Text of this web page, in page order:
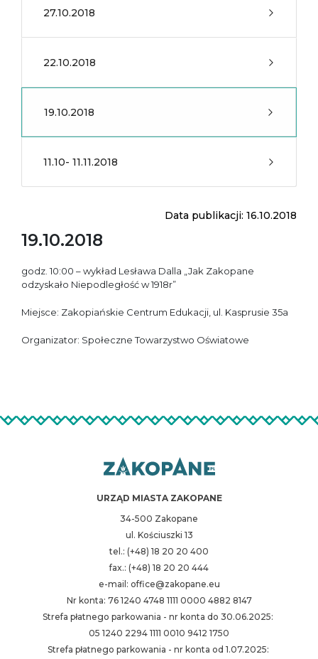
27.10.2018
22.10.2018
19.10.2018
11.10- 11.11.2018
Data publikacji: 16.10.2018
19.10.2018
godz. 10:00 – wykład Lesława Dalla „Jak Zakopane
odzyskało Niepodległość w 1918r”
Miejsce: Zakopiańskie Centrum Edukacji, ul. Kasprusie 35a
Organizator: Społeczne Towarzystwo Oświatowe
URZĄD MIASTA ZAKOPANE
34-500 Zakopane
ul. Kościuszki 13
tel.: (+48) 18 20 20 400
fax.: (+48) 18 20 20 444
e-mail: office@zakopane.eu
Nr konta: 76 1240 4748 1111 0000 4882 8147
Strefa płatnego parkowania - nr konta do 30.06.2025:
05 1240 2294 1111 0010 9412 1750
Strefa płatnego parkowania - nr konta od 1.07.2025: